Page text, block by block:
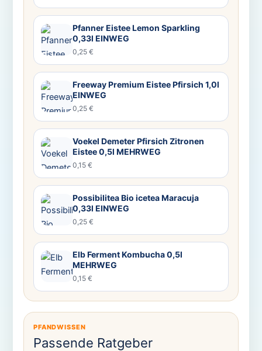
Pfanner Eistee Lemon Sparkling
0,33l EINWEG
0,25 €
Freeway Premium Eistee Pfirsich 1,0l
EINWEG
0,25 €
Voekel Demeter Pfirsich Zitronen
Eistee 0,5l MEHRWEG
0,15 €
Possibilitea Bio icetea Maracuja
0,33l EINWEG
0,25 €
Elb Ferment Kombucha 0,5l
MEHRWEG
0,15 €
PFANDWISSEN
Passende Ratgeber